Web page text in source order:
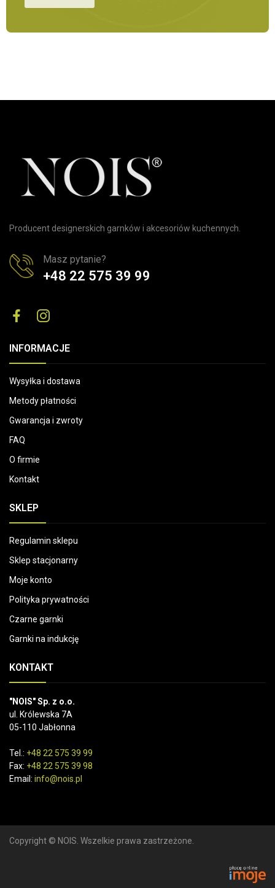
Producent designerskich garnków i akcesoriów kuchennych.
Masz pytanie?
+48 22 575 39 99
INFORMACJE
Wysyłka i dostawa
Metody płatności
Gwarancja i zwroty
FAQ
O firmie
Kontakt
SKLEP
Regulamin sklepu
Sklep stacjonarny
Moje konto
Polityka prywatności
Czarne garnki
Garnki na indukcję
KONTAKT
"NOIS" Sp. z o.o.
ul. Królewska 7A
05-110 Jabłonna
Tel.: +48 22 575 39 99
Fax: +48 22 575 39 98
Email: info@nois.pl
Copyright © NOIS. Wszelkie prawa zastrzeżone.